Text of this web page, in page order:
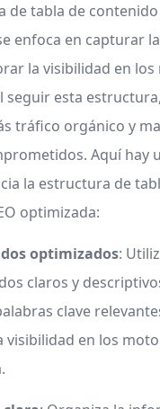
de tabla de contenido
enfoca en capturar
la visibilidad en
seguir esta
tráfico orgánico y
Aquí hay
la estructura de
optimizada:
optimizados:
claros y
clave
visibilidad en los